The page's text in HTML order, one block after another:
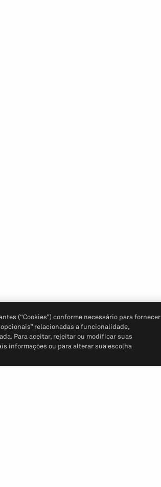
(“Cookies”) conforme necessário para fornecer
relacionadas a funcionalidade,
Para aceitar, rejeitar ou modificar suas
informações ou para alterar sua escolha